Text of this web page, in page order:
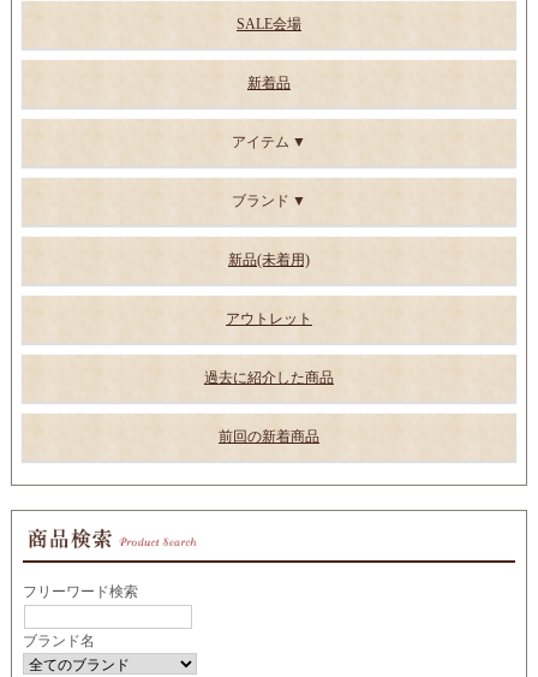
SALE会場
新着品
アイテム
ブランド
新品(未着用)
アウトレット
過去に紹介した商品
前回の新着商品
フリーワード検索
ブランド名